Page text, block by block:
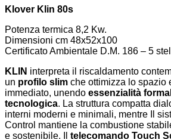
Klover Klin 80s
Potenza termica 8,2 Kw.
Dimensioni cm 48x52x100
Certificato Ambientale D.M. 186 – 5
KLIN interpreta il riscaldamento
un profilo slim che ottimizza lo spazio
immediato, unendo essenzialità
tecnologica. La struttura compatta
interni moderni e minimali, mentre Il
Control mantiene la combustione
e sostenibile. Il telecomando Touch